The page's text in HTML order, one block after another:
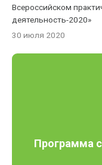
Всероссийском
деятельность-2020»
30 июля 2020
Программа